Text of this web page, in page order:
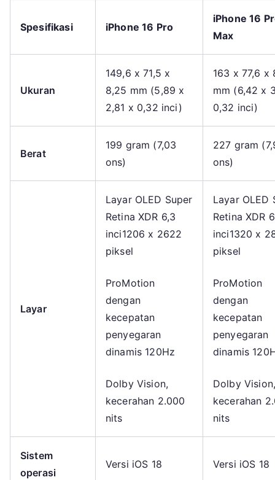
Spesifikasi iPhone 16 Pro
iPhone 16
Max
Ukuran
149,6 x 71,5 x
8,25 mm (5,89 x
2,81 x 0,32 inci)
163 x 77,6 x
mm (6,42 x
0,32 inci)
Berat
199 gram (7,03
ons)
227 gram
ons)
Layar
Layar OLED Super
Retina XDR 6,3
inci1206 x 2622
piksel
ProMotion
dengan
kecepatan
penyegaran
dinamis 120Hz
Dolby Vision,
kecerahan 2.000
nits
Layar OLED
Retina XDR
inci1320 x
piksel
ProMotion
dengan
kecepatan
penyegaran
dinamis
Dolby
kecerahan
nits
Sistem
operasi
Versi iOS 18 Versi iOS 18